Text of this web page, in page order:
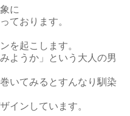
に
ております。
を起こします。
ようか」という大人の男
いてみるとすんなり馴染
インしています。